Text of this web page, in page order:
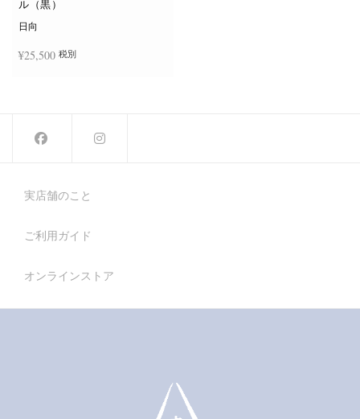
ル（黒）
日向
¥25,500 税別
実店舗のこと
ご利用ガイド
オンラインストア